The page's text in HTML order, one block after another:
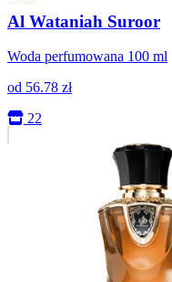
Al Wataniah Suroor
Woda perfumowana 100 ml
od 56.78 zł
22